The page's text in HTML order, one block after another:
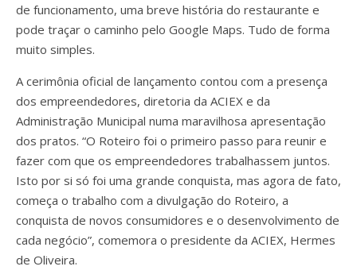
de funcionamento, uma breve história do restaurante e
pode traçar o caminho pelo Google Maps. Tudo de forma
muito simples.
A cerimônia oficial de lançamento contou com a presença
dos empreendedores, diretoria da ACIEX e da
Administração Municipal numa maravilhosa apresentação
dos pratos. “O Roteiro foi o primeiro passo para reunir e
fazer com que os empreendedores trabalhassem juntos.
Isto por si só foi uma grande conquista, mas agora de fato,
começa o trabalho com a divulgação do Roteiro, a
conquista de novos consumidores e o desenvolvimento de
cada negócio”, comemora o presidente da ACIEX, Hermes
de Oliveira.